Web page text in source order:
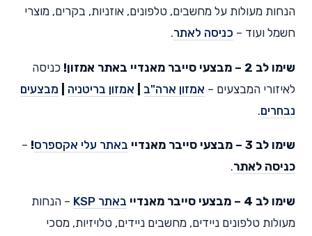
הנחות מעולות על מחשבים, טלפונים, אוזניות, בקרים, מוצרי
חשמל ועוד – כניסה לאתר.
שימו לב 2 – מבצעי סייבר מאנדיי באתר אמזון! כניסה
לאיזורי המבצעים – אמזון ארה"ב אמזון בריטניה
מבצעים
נבחרים.
שימו לב 3 – מבצעי סייבר מאנדיי באתר עלי אקספרס!
–
כניסה לאתר.
שימו לב 4 – מבצעי סייבר מאנדיי באתר KSP
– הנחות
מעולות טלפונים ניידים, מחשבים ניידים, טלויזיות, מסכי